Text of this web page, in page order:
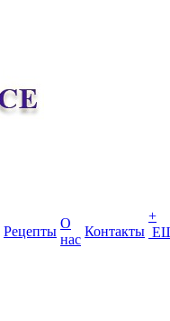
Рецепты
О
нас
Контакты
+